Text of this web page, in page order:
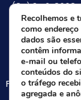
(85) 3512-8668
(85) 9 8165-
E-mail:
Fale agora com
Recolhemos e
como
dados são
contêm
e-mail ou
conteúdos do
o tráfego
agregada e